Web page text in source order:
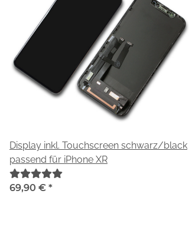
Display inkl. Touchscreen schwarz/black
passend für iPhone XR
69,90 € *